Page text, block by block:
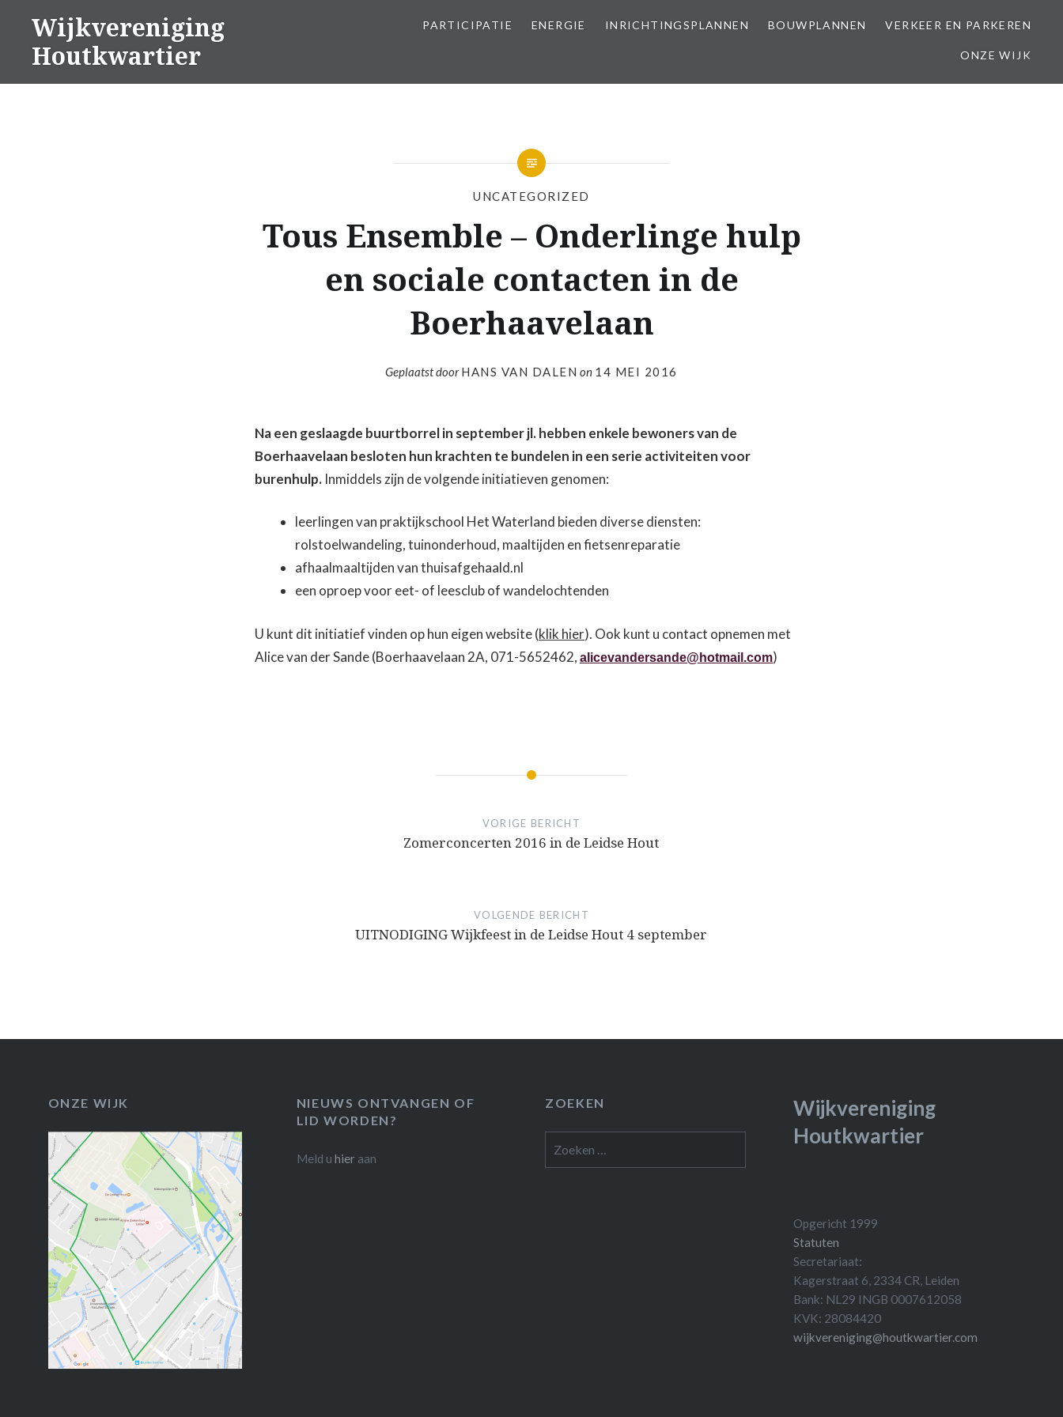
inhoud
Wijkvereniging
Houtkwartier
PARTICIPATIE ENERGIE INRICHTINGSPLANNEN BOUWPLANNEN VERKEER EN PARKEREN
ONZE WIJK
UNCATEGORIZED
Tous Ensemble – Onderlinge hulp
en sociale contacten in de
Boerhaavelaan
Geplaatst doorHANS VAN DALEN on 14 MEI 2016
Na een geslaagde buurtborrel in september jl. hebben enkele bewoners van de
Boerhaavelaan besloten hun krachten te bundelen in een serie activiteiten voor
burenhulp. Inmiddels zijn de volgende initiatieven genomen:
leerlingen van praktijkschool Het Waterland bieden diverse diensten:
rolstoelwandeling, tuinonderhoud, maaltijden en fietsenreparatie
afhaalmaaltijden van thuisafgehaald.nl
een oproep voor eet- of leesclub of wandelochtenden
U kunt dit initiatief vinden op hun eigen website (klik hier). Ook kunt u contact opnemen met
Alice van der Sande (Boerhaavelaan 2A, 071-5652462, alicevandersande@hotmail.com)
VORIGE BERICHT
Zomerconcerten 2016 in de Leidse Hout
VOLGENDE BERICHT
UITNODIGING Wijkfeest in de Leidse Hout 4 september
ONZE WIJK
NIEUWS ONTVANGEN OF
LID WORDEN?
Meld u hieraan
ZOEKEN
Wijkvereniging
Houtkwartier
Opgericht 1999
Statuten
Secretariaat:
Kagerstraat 6, 2334 CR, Leiden
Bank: NL29 INGB 0007612058
KVK: 28084420
wijkvereniging@houtkwartier.com